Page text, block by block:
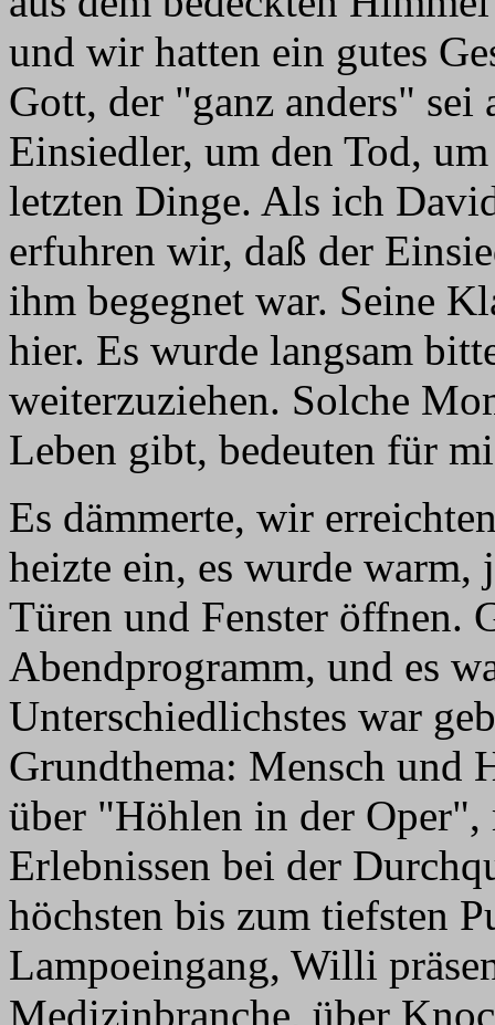
und wir hatten ein gutes
Gott, der "ganz anders"
Einsiedler, um den Tod,
letzten Dinge. Als ich
erfuhren wir, daß der
ihm begegnet war. Seine
hier. Es wurde langsam
weiterzuziehen. Solche
Leben gibt, bedeuten für
Es dämmerte, wir
heizte ein, es wurde
Türen und Fenster öffnen.
Abendprogramm, und es
Unterschiedlichstes war
Grundthema: Mensch und
über "Höhlen in der
Erlebnissen bei der
höchsten bis zum tiefsten
Lampoeingang, Willi
Medizinbranche, über